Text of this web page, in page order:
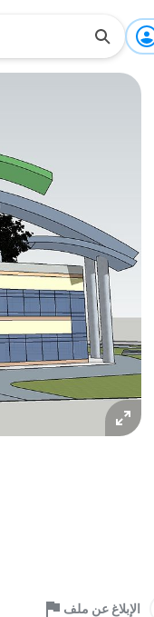
الإبلاغ عن ملف